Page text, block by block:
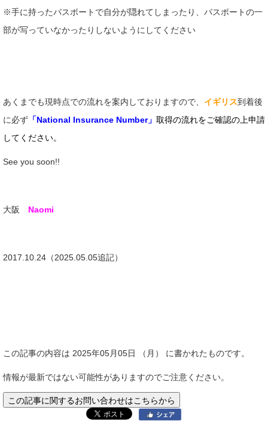
※手に持ったパスポートで自分が隠れてしまったり、パスポートの一
部が写っていなかったりしないようにしてください
あくまでも現時点での流れを案内しておりますので、 イギリス到着後
に必ず 「National Insurance Number」 取得の流れをご確認の上申請
してください。
See you soon!!
大阪 Naomi
2017.10.24（2025.05.05追記）
この記事の内容は 2025年05月05日 （月） に書かれたものです。
情報が最新ではない可能性がありますのでご注意ください。
この記事に関するお問い合わせはこちらから